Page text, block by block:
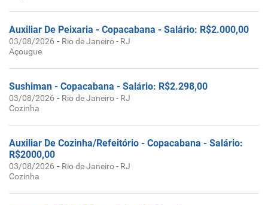
Auxiliar De Peixaria - Copacabana - Salário: R$2.000,00
03/08/2026 - Rio de Janeiro - RJ
Açougue
Sushiman - Copacabana - Salário: R$2.298,00
03/08/2026 - Rio de Janeiro - RJ
Cozinha
Auxiliar De Cozinha/Refeitório - Copacabana - Salário:
R$2000,00
03/08/2026 - Rio de Janeiro - RJ
Cozinha